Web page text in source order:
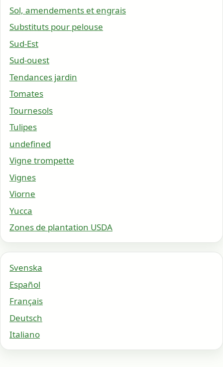
Sol, amendements et engrais
Substituts pour pelouse
Sud-Est
Sud-ouest
Tendances jardin
Tomates
Tournesols
Tulipes
undefined
Vigne trompette
Vignes
Viorne
Yucca
Zones de plantation USDA
Svenska
Español
Français
Deutsch
Italiano